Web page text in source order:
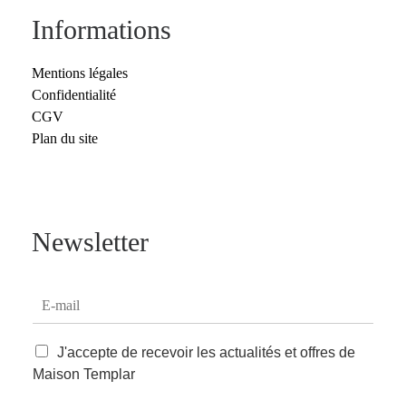
Informations
Mentions légales
Confidentialité
CGV
Plan du site
Newsletter
a
i
C
a
J'accepte de recevoir les actualités et offres de
Maison Templar